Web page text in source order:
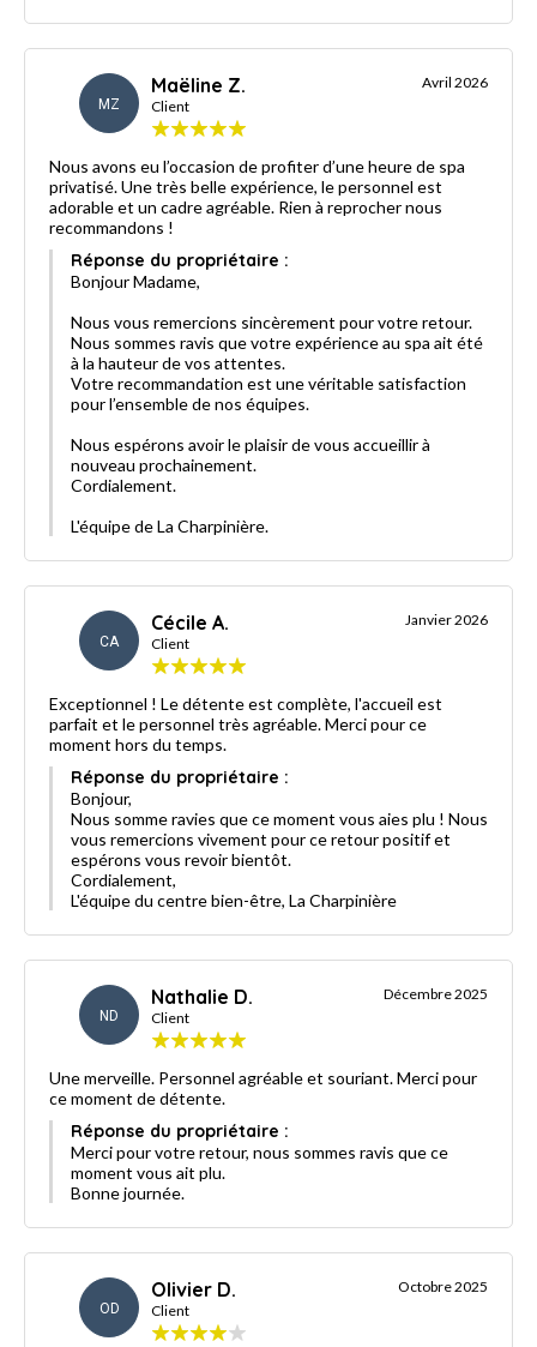
MZ
Maëline Z.
Client
Avril 2026
Nous avons eu l’occasion de profiter d’une heure de spa
privatisé. Une très belle expérience, le personnel est
adorable et un cadre agréable. Rien à reprocher nous
recommandons !
Réponse du propriétaire :
Bonjour Madame,
Nous vous remercions sincèrement pour votre retour.
Nous sommes ravis que votre expérience au spa ait été
à la hauteur de vos attentes.
Votre recommandation est une véritable satisfaction
pour l’ensemble de nos équipes.
Nous espérons avoir le plaisir de vous accueillir à
nouveau prochainement.
Cordialement.
L'équipe de La Charpinière.
CA
Cécile A.
Client
Janvier 2026
Exceptionnel ! Le détente est complète, l'accueil est
parfait et le personnel très agréable. Merci pour ce
moment hors du temps.
Réponse du propriétaire :
Bonjour,
Nous somme ravies que ce moment vous aies plu ! Nous
vous remercions vivement pour ce retour positif et
espérons vous revoir bientôt.
Cordialement,
L'équipe du centre bien-être, La Charpinière
ND
Nathalie D.
Client
Décembre 2025
Une merveille. Personnel agréable et souriant. Merci pour
ce moment de détente.
Réponse du propriétaire :
Merci pour votre retour, nous sommes ravis que ce
moment vous ait plu.
Bonne journée.
OD
Olivier D.
Client
Octobre 2025